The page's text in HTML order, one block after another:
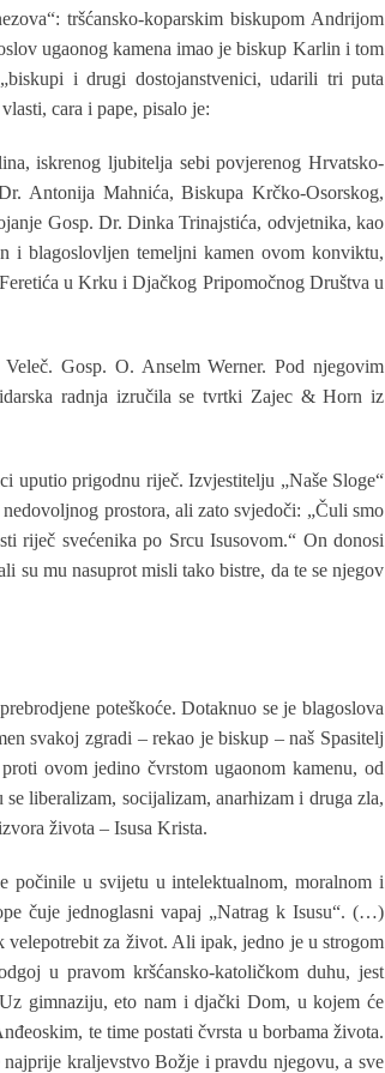
tršćansko-koparskim biskupom Andrijom
ugaonog kamena imao je biskup Karlin i tom
i drugi dostojanstvenici, udarili tri puta
cara i pape, pisalo je:
iskrenog ljubitelja sebi povjerenog Hrvatsko-
Antonija Mahnića, Biskupa Krčko-Osorskog,
Gosp. Dr. Dinka Trinajstića, odvjetnika, kao
i blagoslovljen temeljni kamen ovom konviktu,
u Krku i Djačkog Pripomočnog Društva u
Gosp. O. Anselm Werner. Pod njegovim
radnja izručila se tvrtki Zajec & Horn iz
uputio prigodnu riječ. Izvjestitelju „Naše Sloge“
prostora, ali zato svjedoči: „Čuli smo
riječ svećenika po Srcu Isusovom.“ On donosi
su mu nasuprot misli tako bistre, da te se njegov
poteškoće. Dotaknuo se je blagoslova
svakoj zgradi – rekao je biskup – naš Spasitelj
ovom jedino čvrstom ugaonom kamenu, od
liberalizam, socijalizam, anarhizam i druga zla,
života – Isusa Krista.
počinile u svijetu u intelektualnom, moralnom i
čuje jednoglasni vapaj „Natrag k Isusu“. (…)
velepotrebit za život. Ali ipak, jedno je u strogom
u pravom kršćansko-katoličkom duhu, jest
Uz gimnaziju, eto nam i djački Dom, u kojem će
te time postati čvrsta u borbama života.
kraljevstvo Božje i pravdu njegovu, a sve